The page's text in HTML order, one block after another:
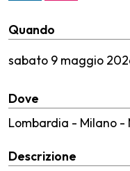
Quando
sabato 9 maggio
Dove
Lombardia - Milano -
Descrizione